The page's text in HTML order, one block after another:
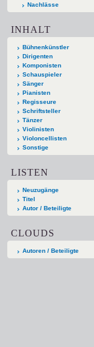
Nachlässe
INHALT
Bühnenkünstler
Dirigenten
Komponisten
Schauspieler
Sänger
Pianisten
Regisseure
Schriftsteller
Tänzer
Violinisten
Violoncellisten
Sonstige
LISTEN
Neuzugänge
Titel
Autor / Beteiligte
CLOUDS
Autoren / Beteiligte